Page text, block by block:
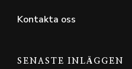
Kontakta oss
SENASTE INLÄGGEN